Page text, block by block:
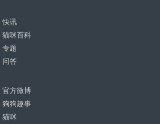
快讯
猫咪百科
专题
问答
官方微博
狗狗趣事
猫咪